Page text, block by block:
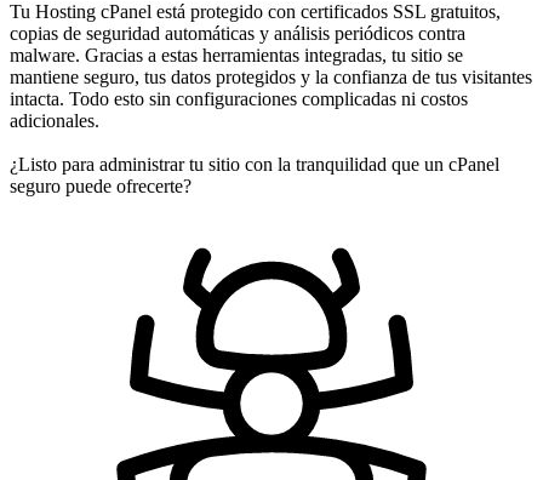
Tu Hosting cPanel está protegido con certificados SSL gratuitos,
copias de seguridad automáticas y análisis periódicos contra
malware. Gracias a estas herramientas integradas, tu sitio se
mantiene seguro, tus datos protegidos y la confianza de tus visitantes
intacta. Todo esto sin configuraciones complicadas ni costos
adicionales.
¿Listo para administrar tu sitio con la tranquilidad que un cPanel
seguro puede ofrecerte?